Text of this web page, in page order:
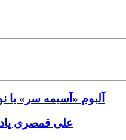
آلبوم «آسیمه سر» با
علی قمصری